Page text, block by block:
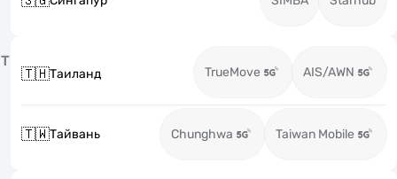
Т
🇹🇭Таиланд TrueMove AIS/AWN
🇹🇼Тайвань Chunghwa Taiwan Mobile